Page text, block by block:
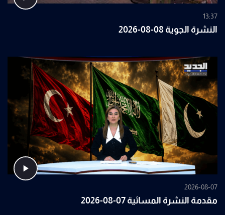
13:37
النشرة الجوية 08-08-2026
2026-08-07
مقدمة النشرة المسائية 07-08-2026